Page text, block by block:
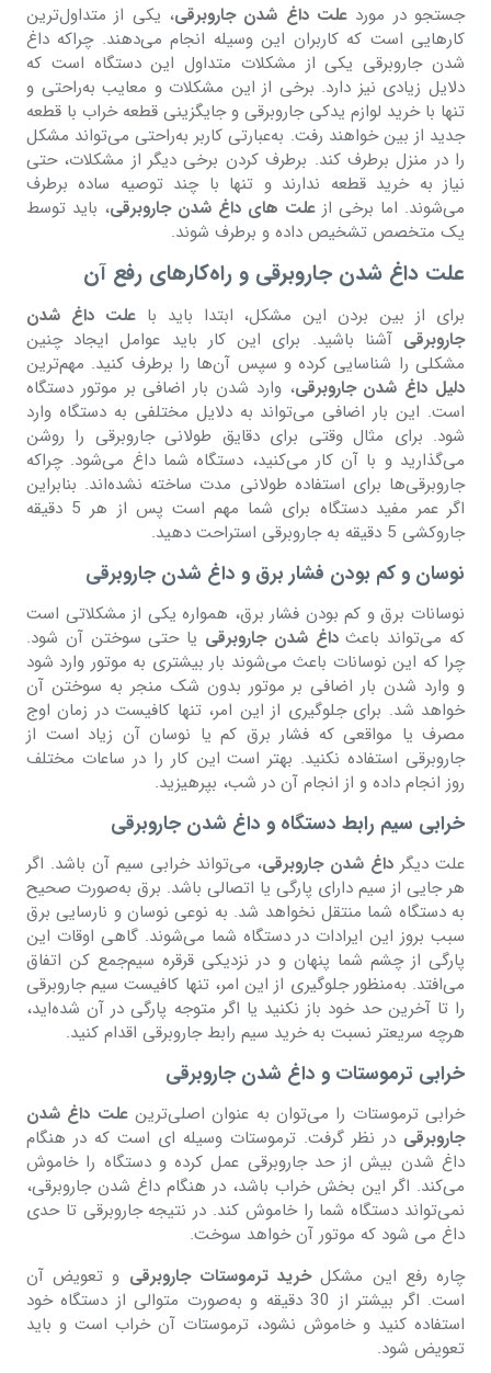
جستجو در مورد علت داغ شدن جاروبرقی، یکی از متداول‌ترین
کارهایی است که کاربران این وسیله انجام می‌دهند. چراکه داغ
شدن جاروبرقی یکی از مشکلات متداول این دستگاه است که
دلایل زیادی نیز دارد. برخی از این مشکلات و معایب به‌راحتی و
تنها با خرید لوازم یدکی جاروبرقی و جایگزینی قطعه خراب با قطعه
جدید از بین خواهند رفت. به‌عبارتی کاربر به‌راحتی می‌تواند مشکل
را در منزل برطرف کند. برطرف کردن برخی دیگر از مشکلات، حتی
نیاز به خرید قطعه ندارند و تنها با چند توصیه ساده برطرف
می‌شوند. اما برخی از علت های داغ شدن جاروبرقی، باید توسط
یک متخصص تشخیص داده و برطرف شوند.
علت داغ شدن جاروبرقی و راه‌کارهای رفع آن
برای از بین بردن این مشکل، ابتدا باید باعلت داغ شدن
جاروبرقیآشنا باشید. برای این کار باید عوامل ایجاد چنین
مشکلی را شناسایی کرده و سپس آن‌ها را برطرف کنید. مهم‌ترین
دلیل داغ شدن جاروبرقی، وارد شدن بار اضافی بر موتور دستگاه
است. این بار اضافی می‌تواند به دلایل مختلفی به دستگاه وارد
شود. برای مثال وقتی برای دقایق طولانی جاروبرقی را روشن
می‌گذارید و با آن کار می‌کنید، دستگاه شما داغ می‌شود. چراکه
جاروبرقی‌ها برای استفاده طولانی مدت ساخته نشده‌اند. بنابراین
اگر عمر مفید دستگاه برای شما مهم است پس از هر 5 دقیقه
جاروکشی 5 دقیقه به جاروبرقی استراحت دهید.
نوسان و کم بودن فشار برق و داغ شدن جاروبرقی
نوسانات برق و کم بودن فشار برق، همواره یکی از مشکلاتی است
که می‌تواند باعثداغ شدن جاروبرقی یا حتی سوختن آن شود.
چرا که این نوسانات باعث می‌شوند بار بیشتری به موتور وارد شود
و وارد شدن بار اضافی بر موتور بدون شک منجر به سوختن آن
خواهد شد. برای جلوگیری از این امر، تنها کافیست در زمان اوج
مصرف یا مواقعی که فشار برق کم یا نوسان آن زیاد است از
جاروبرقی استفاده نکنید. بهتر است این کار را در ساعات مختلف
روز انجام داده و از انجام آن در شب، بپرهیزید.
خرابی سیم رابط دستگاه و داغ شدن جاروبرقی
علت دیگر داغ شدن جاروبرقی، می‌تواند خرابی سیم آن باشد. اگر
هر جایی از سیم دارای پارگی یا اتصالی باشد. برق به‌صورت صحیح
به دستگاه شما منتقل نخواهد شد. به نوعی نوسان و نارسایی برق
سبب بروز این ایرادات در دستگاه شما می‌شوند. گاهی اوقات این
پارگی از چشم شما پنهان و در نزدیکی قرقره سیم‌جمع کن اتفاق
می‌افتد. به‌منظور جلوگیری از این امر، تنها کافیست سیم جاروبرقی
را تا آخرین حد خود باز نکنید یا اگر متوجه پارگی در آن شده‌اید،
هرچه سریعتر نسبت به خرید سیم رابط جاروبرقی اقدام کنید.
خرابی ترموستات و داغ شدن جاروبرقی
خرابی ترموستات را می‌توان به عنوان اصلی‌ترینعلت داغ شدن
جاروبرقی در نظر گرفت. ترموستات وسیله ای است که در هنگام
داغ شدن بیش از حد جاروبرقی عمل کرده و دستگاه را خاموش
می‌کند. اگر این بخش خراب باشد، در هنگام داغ شدن جاروبرقی،
نمی‌تواند دستگاه شما را خاموش کند. در نتیجه جاروبرقی تا حدی
داغ می شود که موتور آن خواهد سوخت.
چاره رفع این مشکلخرید ترموستات جاروبرقی و تعویض آن
است. اگر بیشتر از 30 دقیقه و به‌صورت متوالی از دستگاه خود
استفاده کنید و خاموش نشود، ترموستات آن خراب است و باید
تعویض شود.